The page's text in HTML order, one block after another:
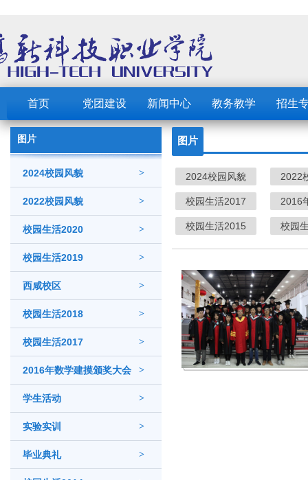
首页 党团建设 新闻中心 教务教学 招生
图片
>
2024校园风貌
>
2022校园风貌
>
校园生活2020
>
校园生活2019
>
西咸校区
>
校园生活2018
>
校园生活2017
>
2016年数学建摸颁奖大会
>
学生活动
>
实验实训
>
毕业典礼
图片
2024校园风貌 2022
校园生活2017 2016
校园生活2015 校园